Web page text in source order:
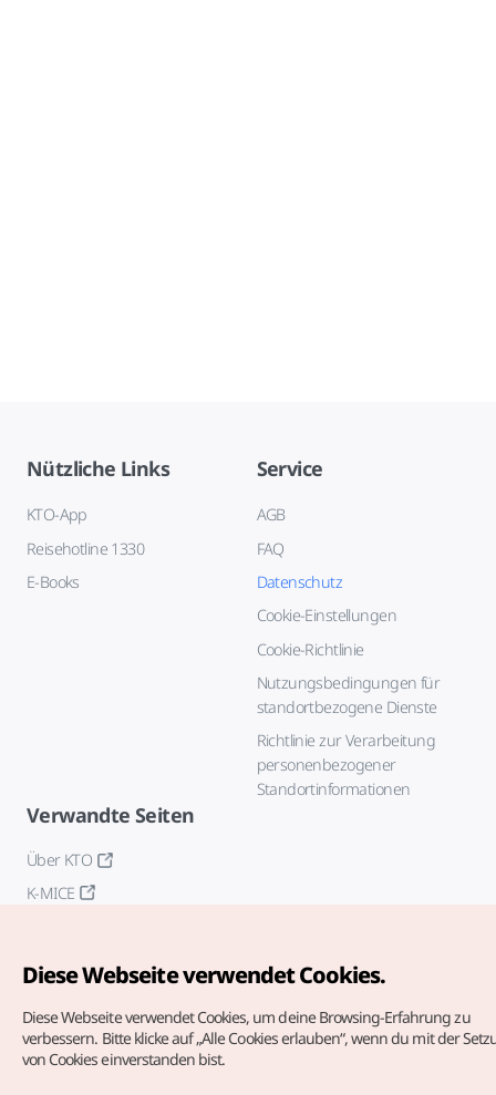
Nützliche Links
KTO-App
Reisehotline 1330
E-Books
Service
AGB
FAQ
Datenschutz
Cookie-Einstellungen
Cookie-Richtlinie
Nutzungsbedingungen für
standortbezogene Dienste
Richtlinie zur Verarbeitung
personenbezogener
Standortinformationen
Verwandte Seiten
Über KTO
K-MICE
Diese Webseite verwendet Cookies.
Diese Webseite verwendet Cookies, um deine Browsing-Erfahrung zu
verbessern. Bitte klicke auf „Alle Cookies erlauben“, wenn du mit der
von Cookies einverstanden bist.